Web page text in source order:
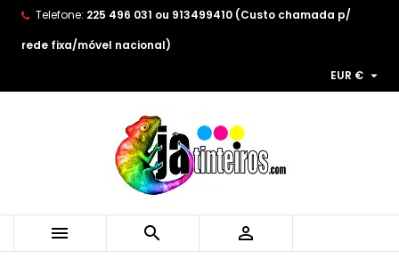
Telefone: 225 496 031 ou 913499410 (Custo chamada p/
rede fixa/móvel nacional)
EUR € 
  
As minhas listas de desejos ×
((modalTitle)) ×
((cancelText)) ((modalDeleteText))
((title)) ×
((label))
((cancelText)) ((createText))
Entrar ×
You need to be logged in to save products in your
wishlist.
((cancelText))